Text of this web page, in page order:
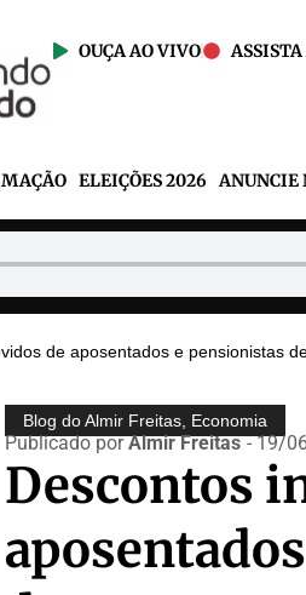
OUÇA AO VIVO
ELEIÇÕES 2026 ANUNCIE
de aposentados e pensionistas
Blog do Almir Freitas Economia
Publicado porAlmir Freitas - 19/
Descontos